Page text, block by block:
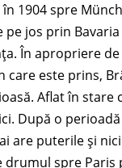
1904 spre
jos prin Bavaria
În apropriere
care este prins,
Aflat în stare
După o
are puterile și
spre Paris